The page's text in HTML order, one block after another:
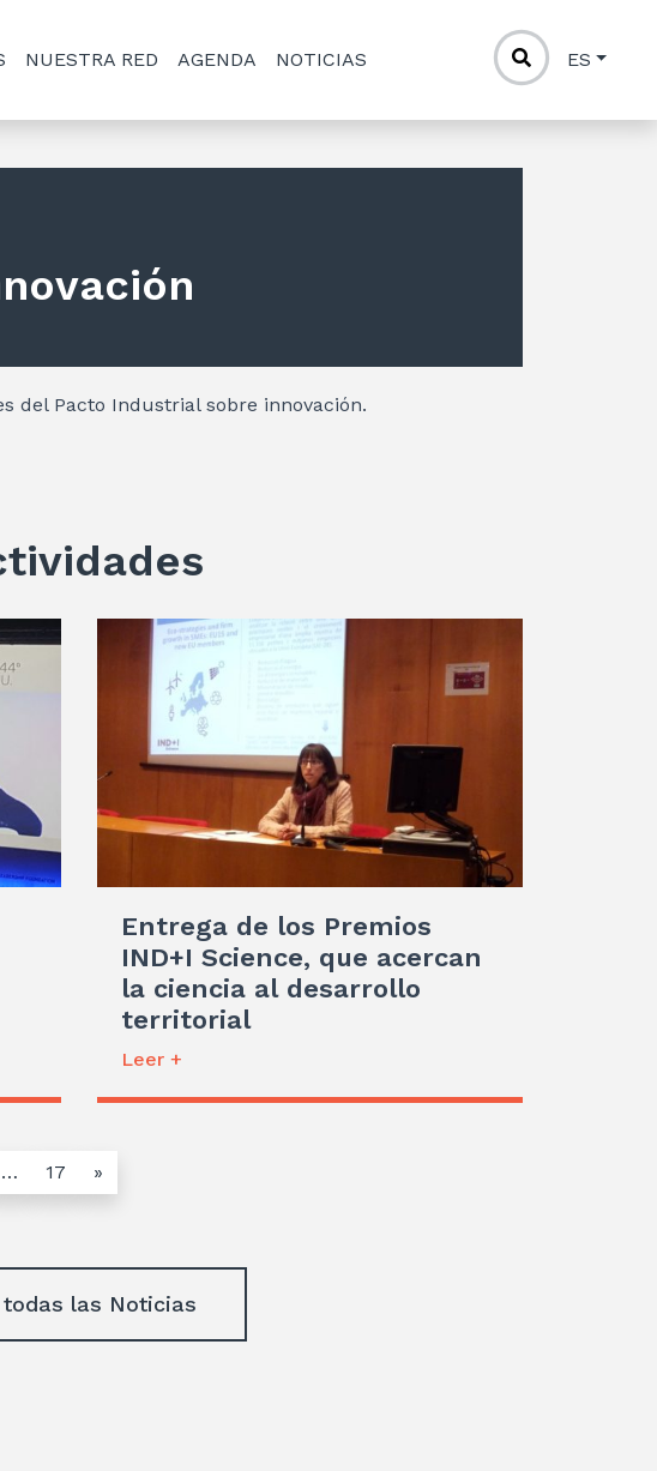
NUESTRA RED AGENDA NOTICIAS ES
del Pacto Industrial sobre innovación.
Entrega de los Premios
IND+I Science, que acercan
la ciencia al desarrollo
territorial
Leer +
… 17 »
todas las Noticias